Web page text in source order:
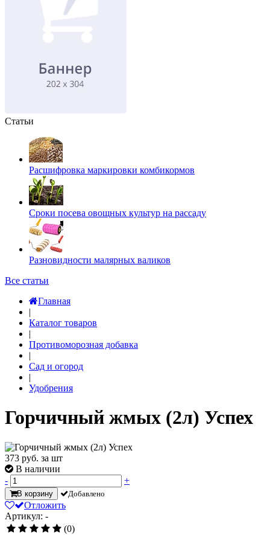
Статьи
Расшифровка маркировки комбикормов
Сроки посева овощных культур на рассаду
Разновидности малярных валиков
Все статьи
Главная
|
Каталог товаров
|
Противоморозная добавка
|
Сад и огород
|
Удобрения
Горчичный жмых (2л) Успех
373 руб. за шт
В наличии
-
+
В корзину Добавлено
Отложить
Артикул: -
(0)